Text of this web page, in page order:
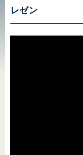
レゼン